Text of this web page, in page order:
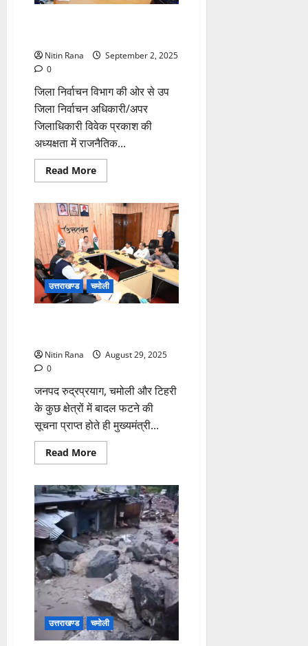
Nitin Rana
September 2, 2025
0
जिला निर्वाचन विभाग की ओर से उप
जिला निर्वाचन अधिकारी/अपर
जिलाधिकारी विवेक प्रकाश की
अध्यक्षता में राजनैतिक...
Read MoreRead
more
जिला
निर्वाचन
अधिकारी
ने
बताया
केंद्रों
के
बदलाव
का
कारण
उत्तराखण्ड चमोली
Nitin Rana
August 29, 2025
0
जनपद रुद्रप्रयाग, चमोली और टिहरी
के कुछ क्षेत्रों में बादल फटने की
सूचना प्राप्त होते ही मुख्यमंत्री...
Read MoreRead
more
धामी
ने
राहत
एवं
बचाव
कार्यों
में
तेजी
लाने
पर
दिया
जोर
उत्तराखण्ड चमोली